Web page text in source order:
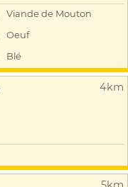
Viande de Mouton
Oeuf
Blé
4km